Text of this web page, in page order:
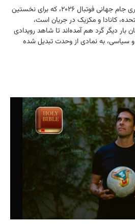
«محبت نیوز»- همزمان با برگزاری جام جهانی فوتبال ۲۰۲۶، که برای نخستین
کانادا و مکزیک در جریان است،
بار دیگر گرد هم آمده‌اند تا شاهد رویدادی
و سیاسی، به نمادی از وحدت تبدیل شده